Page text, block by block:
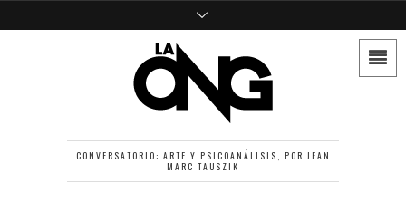
CONVERSATORIO: ARTE Y PSICOANÁLISIS, POR JEAN
MARC TAUSZIK